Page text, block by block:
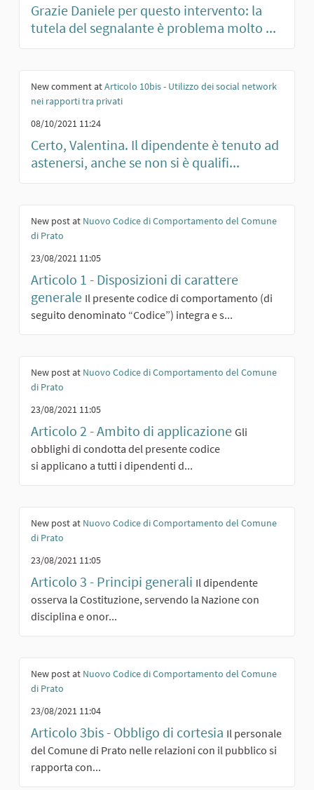
Grazie Daniele per questo intervento: la
tutela del segnalante è problema molto ...
New comment atArticolo 10bis - Utilizzo dei social network
nei rapporti tra privati
08/10/2021 11:24
Certo, Valentina. Il dipendente è tenuto ad
astenersi, anche se non si è qualifi...
New post at Nuovo Codice di Comportamento del Comune
di Prato
23/08/2021 11:05
Articolo 1 - Disposizioni di carattere
generale Il presente codice di comportamento (di
seguito denominato “Codice”) integra e s...
New post at Nuovo Codice di Comportamento del Comune
di Prato
23/08/2021 11:05
Articolo 2 - Ambito di applicazione Gli
obblighi di condotta del presente codice
si applicano a tutti i dipendenti d...
New post at Nuovo Codice di Comportamento del Comune
di Prato
23/08/2021 11:05
Articolo 3 - Principi generali Il dipendente
osserva la Costituzione, servendo la Nazione con
disciplina e onor...
New post at Nuovo Codice di Comportamento del Comune
di Prato
23/08/2021 11:04
Articolo 3bis - Obbligo di cortesia Il personale
del Comune di Prato nelle relazioni con il pubblico si
rapporta con...